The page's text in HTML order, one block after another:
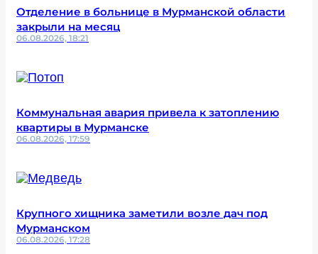
Отделение в больнице в Мурманской области
закрыли на месяц
06.08.2026, 18:21
Коммунальная авария привела к затоплению
квартиры в Мурманске
06.08.2026, 17:59
Крупного хищника заметили возле дач под
Мурманском
06.08.2026, 17:28